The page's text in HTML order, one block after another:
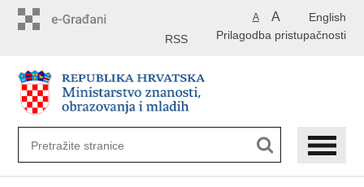
English
A A
Prilagodba pristupačnosti
RSS